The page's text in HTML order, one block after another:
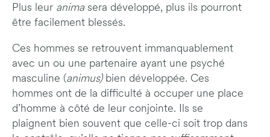
Plus leur animasera développé, plus ils pourront
être facilement blessés.
Ces hommes se retrouvent immanquablement
avec un ou une partenaire ayant une psyché
masculine (animus) bien développée. Ces
hommes ont de la difficulté à occuper une place
d’homme à côté de leur conjointe. Ils se
plaignent bien souvent que celle-ci soit trop dans